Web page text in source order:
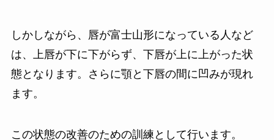
しかしながら、唇が富士山形になっている人など
は、上唇が下に下がらず、下唇が上に上がった状
態となります。さらに顎と下唇の間に凹みが現れ
ます。
この状態の改善のための訓練として行います。